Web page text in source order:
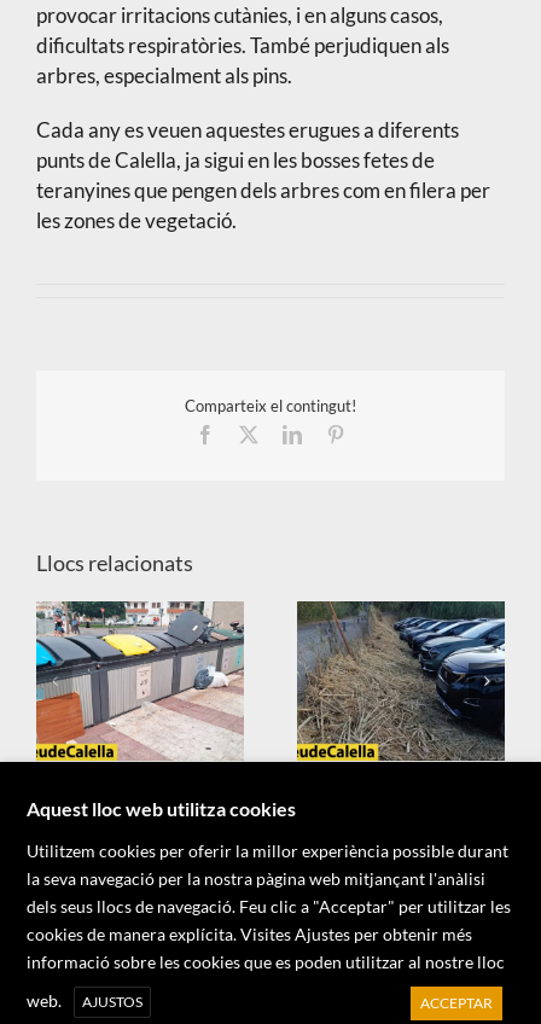
provocar irritacions cutànies, i en alguns casos,
dificultats respiratòries. També perjudiquen als
arbres, especialment als pins.
Cada any es veuen aquestes erugues a diferents
punts de Calella, ja sigui en les bosses fetes de
teranyines que pengen dels arbres com en filera per
les zones de vegetació.
Comparteix el contingut!
Facebook
LinkedIn
Llocs relacionats
Copyright 2026 - Associació d'Informadors del Maresme
Instagram
Aquest lloc web utilitza cookies
Utilitzem cookies per oferir la millor experiència possible durant
la seva navegació per la nostra pàgina web mitjançant l'anàlisi
dels seus llocs de navegació. Feu clic a "Acceptar" per utilitzar les
cookies de manera explícita. Visites Ajustes per obtenir més
informació sobre les cookies que es poden utilitzar al nostre lloc
web.
ACCEPTAR
AJUSTOS